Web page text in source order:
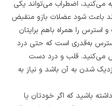
اضطراب می‌تواند یکی
باعث شود عضلات بازو منقبض
را همراه باهم برایتان
به‌قدری است که حتی درد
می‌کنید. قلب و درد دست
شدن به آن باشد و نیاز به
باشید که اگر خودتان یا